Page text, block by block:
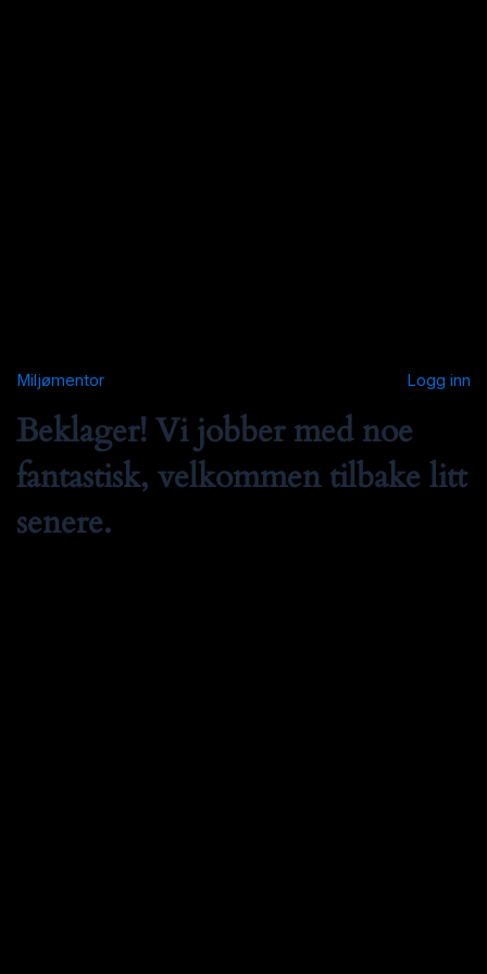
Miljømentor Logg inn
Beklager! Vi jobber med noe
fantastisk, velkommen tilbake litt
senere.